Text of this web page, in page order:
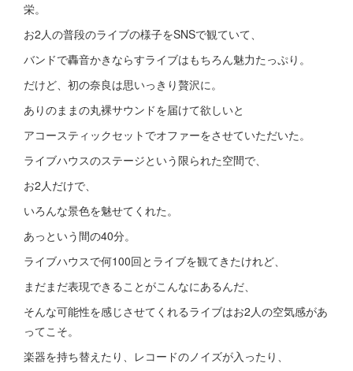
栄。
お2人の普段のライブの様子をSNSで観ていて、
バンドで轟音かきならすライブはもちろん魅力たっぷり。
だけど、初の奈良は思いっきり贅沢に。
ありのままの丸裸サウンドを届けて欲しいと
アコースティックセットでオファーをさせていただいた。
ライブハウスのステージという限られた空間で、
お2人だけで、
いろんな景色を魅せてくれた。
あっという間の40分。
ライブハウスで何100回とライブを観てきたけれど、
まだまだ表現できることがこんなにあるんだ、
そんな可能性を感じさせてくれるライブはお2人の空気感があ
ってこそ。
楽器を持ち替えたり、レコードのノイズが入ったり、